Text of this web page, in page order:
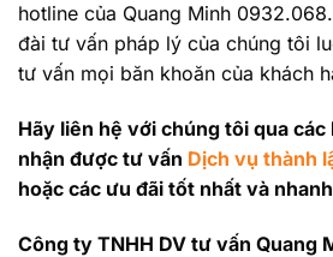
hotline của Quang Minh
đài tư vấn pháp lý của chúng tôi
tư vấn mọi băn khoăn của khách
Hãy liên hệ với chúng tôi qua các
nhận được tư vấn Dịch vụ thành
hoặc các ưu đãi tốt nhất và
Công ty TNHH DV tư vấn Quang